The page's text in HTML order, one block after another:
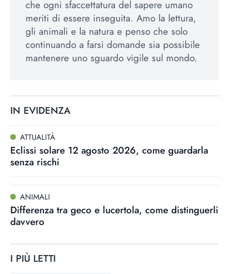
che ogni sfaccettatura del sapere umano
meriti di essere inseguita. Amo la lettura,
gli animali e la natura e penso che solo
continuando a farsi domande sia possibile
mantenere uno sguardo vigile sul mondo.
IN EVIDENZA
ATTUALITÀ
Eclissi solare 12 agosto 2026, come guardarla
senza rischi
ANIMALI
Differenza tra geco e lucertola, come distinguerli
davvero
I PIÙ LETTI